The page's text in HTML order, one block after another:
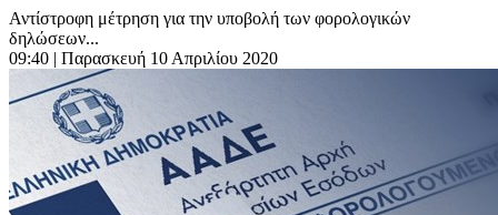
Αντίστροφη μέτρηση για την υποβολή των φορολογικών
δηλώσεων...
09:40 | Παρασκευή 10 Απριλίου 2020